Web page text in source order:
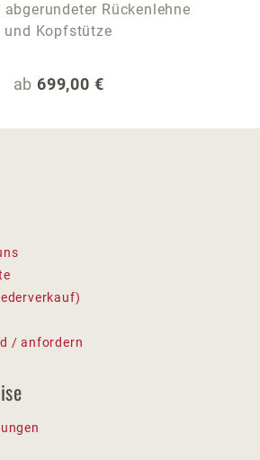
Rückenlehne
und Kopfstütze
Regulärer Preis:
ab 699,00 €
/ anfordern